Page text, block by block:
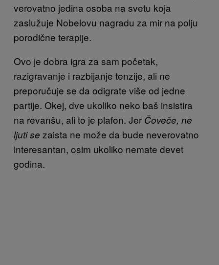
verovatno jedina osoba na svetu koja
zaslužuje Nobelovu nagradu za mir na polju
porodične terapije.
Ovo je dobra igra za sam početak,
razigravanje i razbijanje tenzije, ali ne
preporučuje se da odigrate više od jedne
partije. Okej, dve ukoliko neko baš insistira
na revanšu, ali to je plafon. Jer Čoveče, ne
ljuti se zaista ne može da bude neverovatno
interesantan, osim ukoliko nemate devet
godina.